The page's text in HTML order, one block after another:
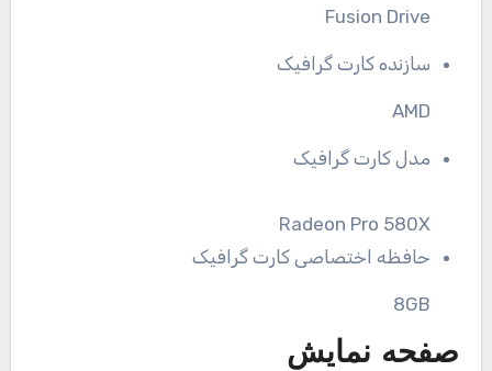
Fusion Drive
سازنده کارت گرافیک
AMD
مدل کارت گرافیک
Radeon Pro 580X
حافظه اختصاصی کارت گرافیک
8GB
صفحه نمایش